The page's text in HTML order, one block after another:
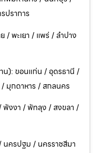
ปราการ
/ พะเยา / แพร่ / ลำปาง
น): ขอนแก่น / อุดรธานี /
/ มุกดาหาร / สกลนคร
พังงา / พัทลุง / สงขลา /
ครปฐม / นครราชสีมา